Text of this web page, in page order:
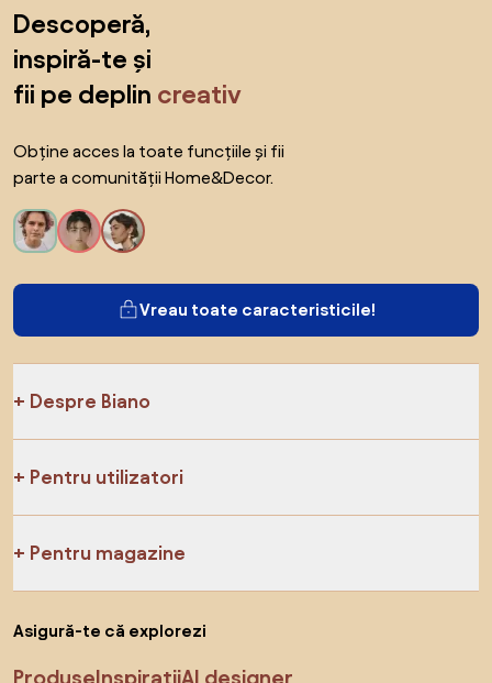
Descoperă,
inspiră-te și
fii pe deplin creativ
Obține acces la toate funcțiile și fii
parte a comunității Home&Decor.
Vreau toate caracteristicile!
Despre Biano
Pentru utilizatori
Pentru magazine
Asigură-te că explorezi
ProduseInspirațiiAI designer